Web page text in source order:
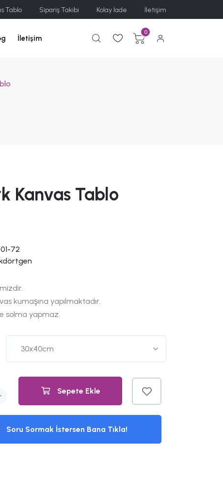
Tablo Sipariş Takibi Kolay İade İletişim
İletişim
0
Kanvas Tablo
72
kumaşına yapılmaktadır.
solma yapmaz.
Sepete Ekle
Soru Sormak İstersen Bana Tıkla!